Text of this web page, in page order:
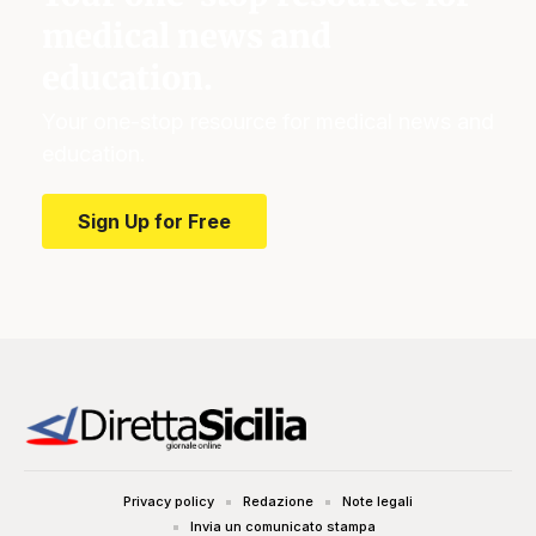
Sign Up for Free
Privacy policy Redazione
Note legali
Invia un comunicato stampa